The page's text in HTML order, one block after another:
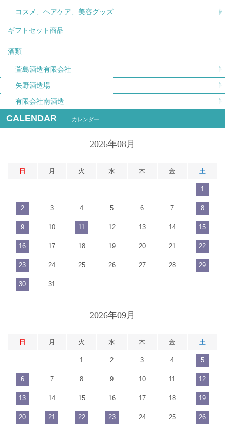
コスメ、ヘアケア、美容グッズ
ギフトセット商品
酒類
萱島酒造有限会社
矢野酒造場
有限会社南酒造
CALENDAR カレンダー
2026年08月
日 月 火 水 木 金 土
1
2 3 4 5 6 7 8
9 10 11 12 13 14 15
16 17 18 19 20 21 22
23 24 25 26 27 28 29
30 31
2026年09月
日 月 火 水 木 金 土
1 2 3 4 5
6 7 8 9 10 11 12
13 14 15 16 17 18 19
20 21 22 23 24 25 26